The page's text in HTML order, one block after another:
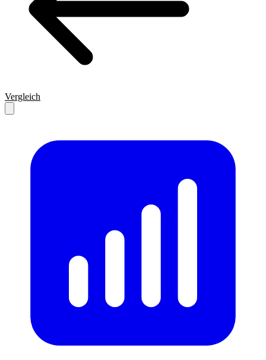
Vergleich